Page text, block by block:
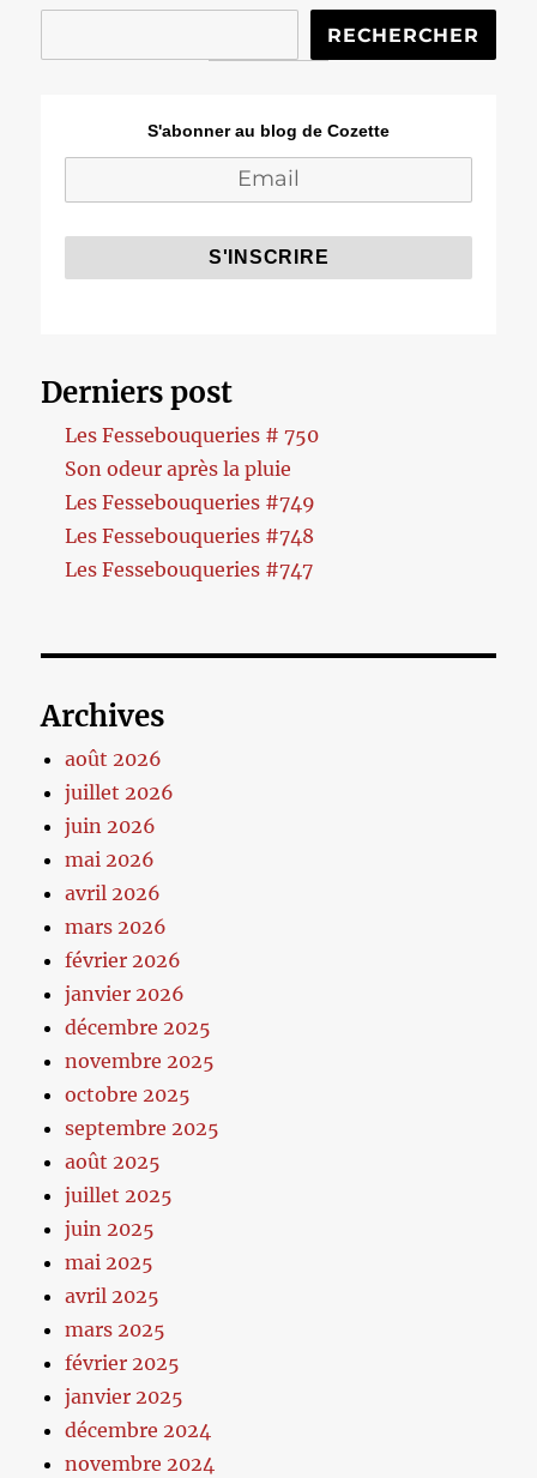
RECHERCHER
S'abonner au blog de Cozette
Derniers post
Les Fessebouqueries # 750
Son odeur après la pluie
Les Fessebouqueries #749
Les Fessebouqueries #748
Les Fessebouqueries #747
Archives
août 2026
juillet 2026
juin 2026
mai 2026
avril 2026
mars 2026
février 2026
janvier 2026
décembre 2025
novembre 2025
octobre 2025
septembre 2025
août 2025
juillet 2025
juin 2025
mai 2025
avril 2025
mars 2025
février 2025
janvier 2025
décembre 2024
novembre 2024